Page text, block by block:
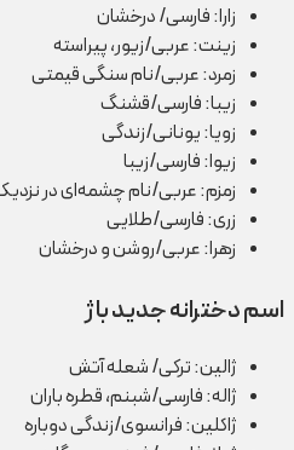
زارا: فارسی/ درخشان
زینت: عربی/زیور، پیراسته
زمرد: عربی/نام سنگی قیمتی
زیبا: فارسی/قشنگ
زویا: یونانی/زندگی
زیوا: فارسی/زیبا
زمزم: عربی/نام چشمه‌ای در
زری: فارسی/طلایی
زهرا: عربی/روشن و درخشان
اسم دخترانه جدید با ژ
ژالین: ترکی/ شعله آتش
ژاله: فارسی/شبنم، قطره باران
ژاکلین: فرانسوی/زندگی دوباره